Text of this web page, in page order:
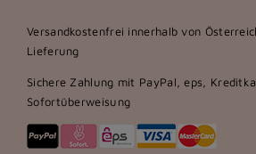
Versandkostenfrei innerhalb von
Lieferung
Sichere Zahlung mit PayPal, eps,
Sofortüberweisung